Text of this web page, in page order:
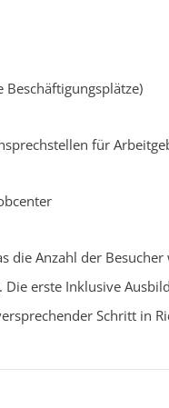
für
die Anzahl der
erste Inklusive
Schritt in